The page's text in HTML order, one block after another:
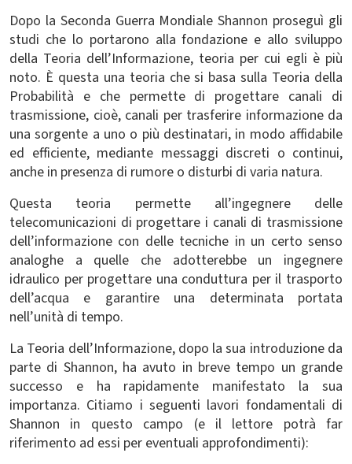
Dopo la Seconda Guerra Mondiale Shannon proseguì gli
studi che lo portarono alla fondazione e allo sviluppo
della Teoria dell’Informazione, teoria per cui egli è più
noto. È questa una teoria che si basa sulla Teoria della
Probabilità e che permette di progettare canali di
trasmissione, cioè, canali per trasferire informazione da
una sorgente a uno o più destinatari, in modo affidabile
ed efficiente, mediante messaggi discreti o continui,
anche in presenza di rumore o disturbi di varia natura.
Questa teoria permette all’ingegnere delle
telecomunicazioni di progettare i canali di trasmissione
dell’informazione con delle tecniche in un certo senso
analoghe a quelle che adotterebbe un ingegnere
idraulico per progettare una conduttura per il trasporto
dell’acqua e garantire una determinata portata
nell’unità di tempo.
La Teoria dell’Informazione, dopo la sua introduzione da
parte di Shannon, ha avuto in breve tempo un grande
successo e ha rapidamente manifestato la sua
importanza. Citiamo i seguenti lavori fondamentali di
Shannon in questo campo (e il lettore potrà far
riferimento ad essi per eventuali approfondimenti):